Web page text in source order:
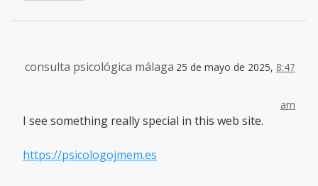
consulta psicológica málaga 25 de mayo de 2025, 8:47
am
I see something really special in this web site.
https://psicologojmem.es